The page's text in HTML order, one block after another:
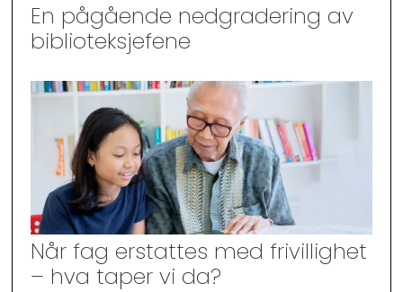
En pågående nedgradering av
biblioteksjefene
Når fag erstattes med frivillighet
– hva taper vi da?